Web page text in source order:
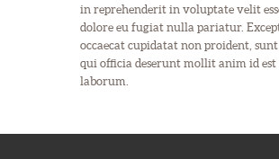
in reprehenderit in voluptate velit
dolore eu fugiat nulla pariatur.
occaecat cupidatat non proident,
qui officia deserunt mollit anim id est
laborum.